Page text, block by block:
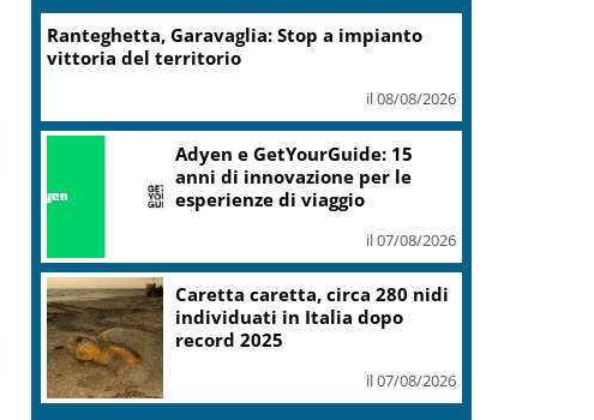
Turismo, Osservatorio
Telepass: +20% di interesse
il 07/08/2026
Mic, Liguria: 5,8 mln da piano Grandi
Progetti Beni Culturali
il 07/08/2026
Mondiali Wakeboard: primo
oro è azzurro, Noa Gualtieri
campione Under 14
il 07/08/2026